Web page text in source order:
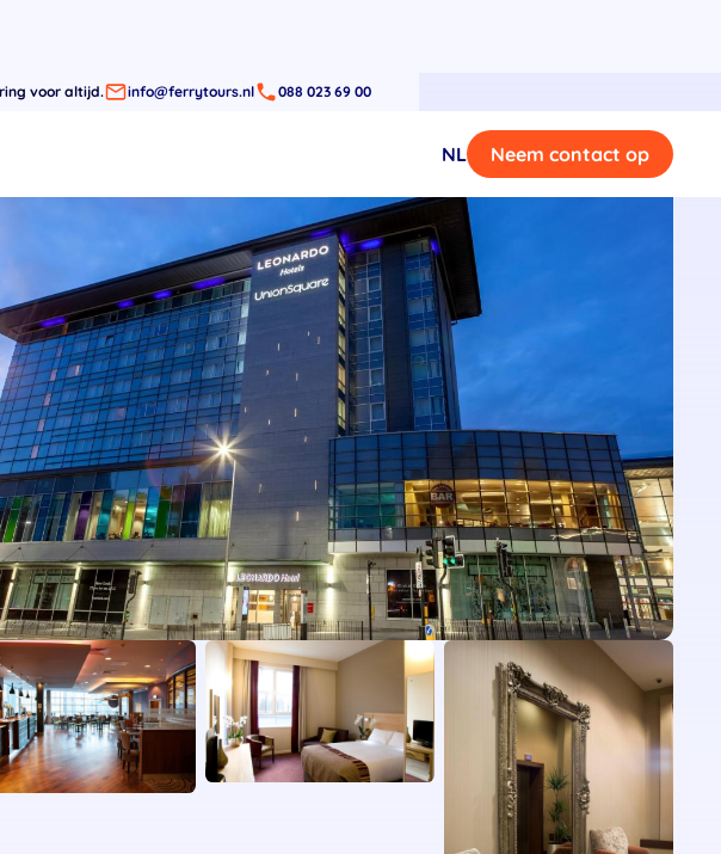
voor altijd. info@ferrytours.nl 088 023 69 00
NL Neem contact op